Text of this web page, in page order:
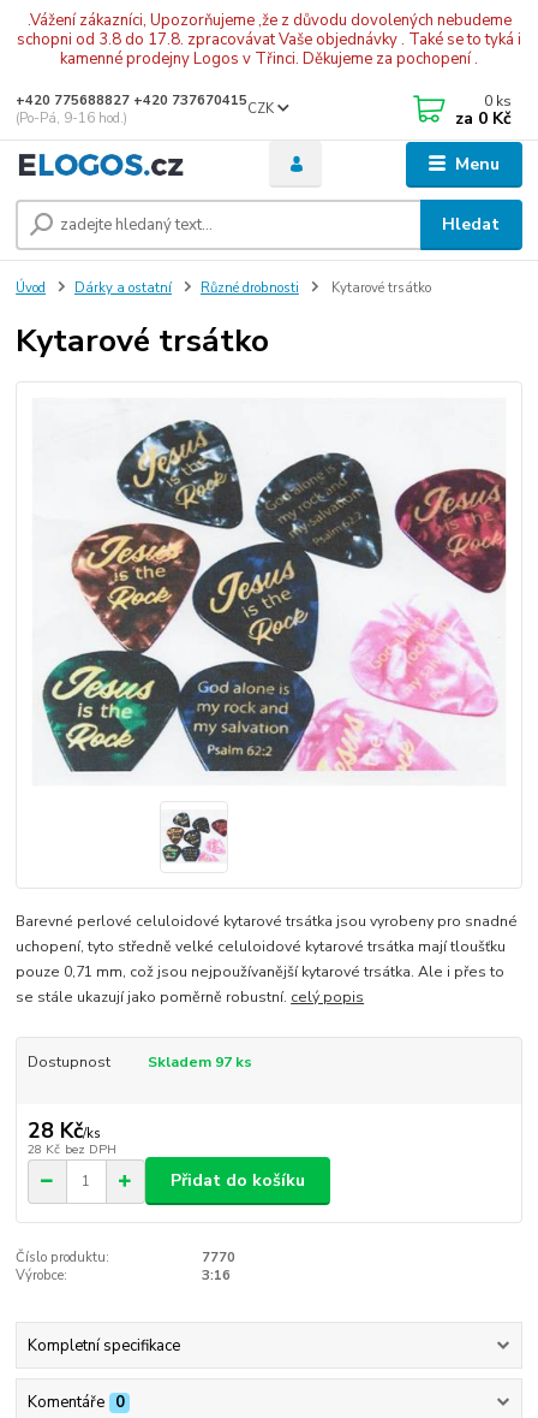
.Vážení zákazníci, Upozorňujeme ,že z důvodu dovolených nebudeme
schopni od 3.8 do 17.8. zpracovávat Vaše objednávky . Také se to tyká i
kamenné prodejny Logos v Třinci. Děkujeme za pochopení .
Menu
CZK
Hledat
+420 775688827 +420 737670415
(Po-Pá, 9-16 hod.)
0 ks
za 0 Kč
Úvod Dárky a ostatní Různé drobnosti Kytarové trsátko
Kytarové trsátko
Barevné perlové celuloidové kytarové trsátka jsou vyrobeny pro snadné
uchopení, tyto středně velké celuloidové kytarové trsátka mají tloušťku
pouze 0,71 mm, což jsou nejpoužívanější kytarové trsátka. Ale i přes to
se stále ukazují jako poměrně robustní. celý popis
Dostupnost Skladem 97 ks
28 Kč/ks
28 Kč bez DPH
Přidat do košíku
Číslo produktu:
7770
Výrobce:
3:16
Kompletní specifikace
Komentáře 0